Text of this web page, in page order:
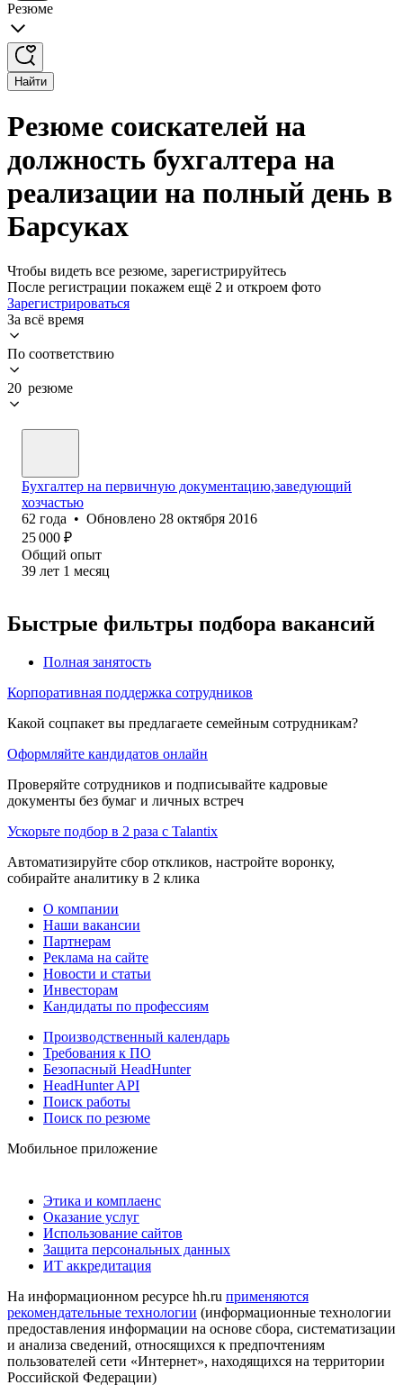
Резюме
Найти
Резюме соискателей на
должность бухгалтера на
реализации на полный день в
Барсуках
Чтобы видеть все резюме, зарегистрируйтесь
После регистрации покажем ещё 2 и откроем фото
Зарегистрироваться
За всё время
По соответствию
20 резюме
Бухгалтер на первичную документацию,заведующий
хозчастью
62 года • Обновлено 28 октября 2016
25 000 ₽
Общий опыт
39 лет 1 месяц
Быстрые фильтры подбора вакансий
Полная занятость
Корпоративная поддержка сотрудников
Какой соцпакет вы предлагаете семейным сотрудникам?
Оформляйте кандидатов онлайн
Проверяйте сотрудников и подписывайте кадровые
документы без бумаг и личных встреч
Ускорьте подбор в 2 раза с Talantix
Автоматизируйте сбор откликов, настройте воронку,
собирайте аналитику в 2 клика
О компании
Наши вакансии
Партнерам
Реклама на сайте
Новости и статьи
Инвесторам
Кандидаты по профессиям
Производственный календарь
Требования к ПО
Безопасный HeadHunter
HeadHunter API
Поиск работы
Поиск по резюме
Мобильное приложение
Этика и комплаенс
Оказание услуг
Использование сайтов
Защита персональных данных
ИТ аккредитация
На информационном ресурсе hh.ru применяются
рекомендательные технологии (информационные технологии
предоставления информации на основе сбора, систематизации
и анализа сведений, относящихся к предпочтениям
пользователей сети «Интернет», находящихся на территории
Российской Федерации)